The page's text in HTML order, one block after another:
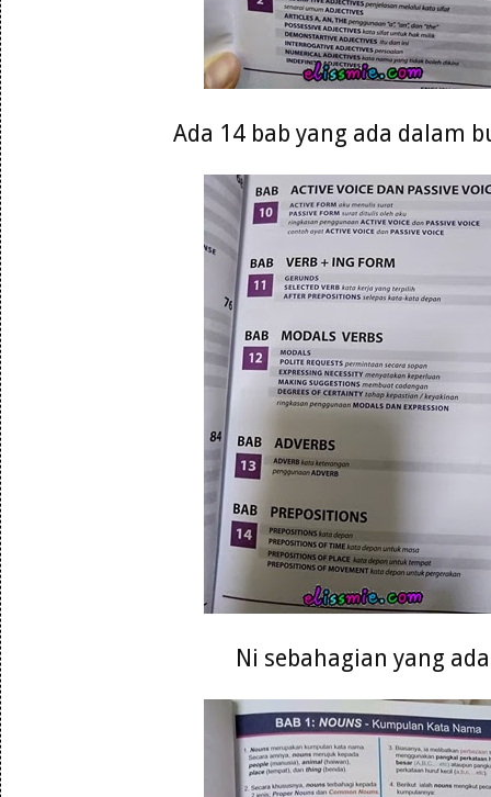
Ada 14 bab yang ada dalam
Ni sebahagian yang